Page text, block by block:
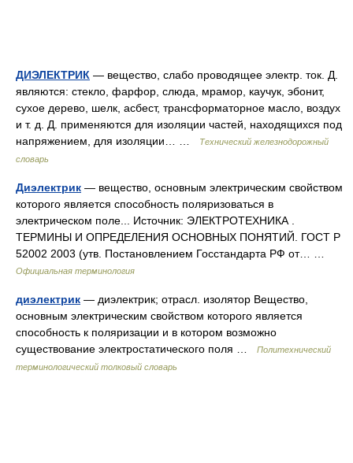
ДИЭЛЕКТРИК — вещество, слабо проводящее электр. ток. Д.
являются: стекло, фарфор, слюда, мрамор, каучук, эбонит,
сухое дерево, шелк, асбест, трансформаторное масло, воздух
и т. д. Д. применяются для изоляции частей, находящихся под
напряжением, для изоляции… …
Технический железнодорожный
словарь
Диэлектрик — вещество, основным электрическим свойством
которого является способность поляризоваться в
электрическом поле... Источник: ЭЛЕКТРОТЕХНИКА .
ТЕРМИНЫ И ОПРЕДЕЛЕНИЯ ОСНОВНЫХ ПОНЯТИЙ. ГОСТ Р
52002 2003 (утв. Постановлением Госстандарта РФ от… …
Официальная терминология
диэлектрик — диэлектрик; отрасл. изолятор Вещество,
основным электрическим свойством которого является
способность к поляризации и в котором возможно
существование электростатического поля …
Политехнический
терминологический толковый словарь